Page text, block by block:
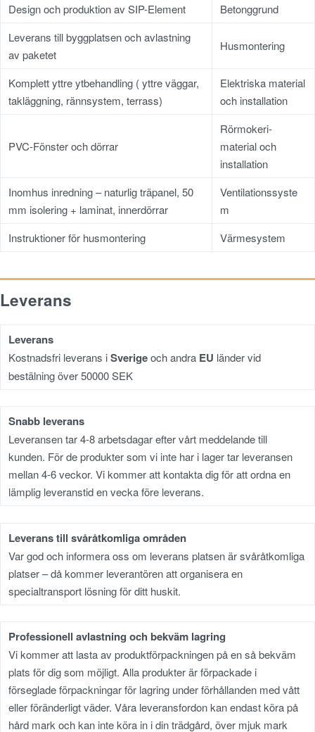
Design och produktion av SIP-Element
Betonggrund
Leverans till byggplatsen och avlastning
av paketet
Husmontering
Komplett yttre ytbehandling ( yttre väggar,
takläggning, rännsystem, terrass)
Elektriska material
och installation
PVC-Fönster och dörrar
Rörmokeri-
material och
installation
Inomhus inredning – naturlig träpanel, 50
mm isolering + laminat, innerdörrar
Ventilationssyste
m
Instruktioner för husmontering
Värmesystem
Leverans
Leverans
Kostnadsfri leverans iSverigeoch andra EU länder vid
bestälning över 50000 SEK
Snabb leverans
Leveransen tar 4-8 arbetsdagar efter vårt meddelande till
kunden. För de produkter som vi inte har i lager tar leveransen
mellan 4-6 veckor. Vi kommer att kontakta dig för att ordna en
lämplig leveranstid en vecka före leverans.
Leverans till svåråtkomliga områden
Var god och informera oss om leverans platsen är svåråtkomliga
platser – då kommer leverantören att organisera en
specialtransport lösning för ditt huskit.
Professionell avlastning och bekväm lagring
Vi kommer att lasta av produktförpackningen på en så bekväm
plats för dig som möjligt. Alla produkter är förpackade i
förseglade förpackningar för lagring under förhållanden med vått
eller föränderligt väder. Våra leveransfordon kan endast köra på
hård mark och kan inte köra in i din trädgård, över mjuk mark